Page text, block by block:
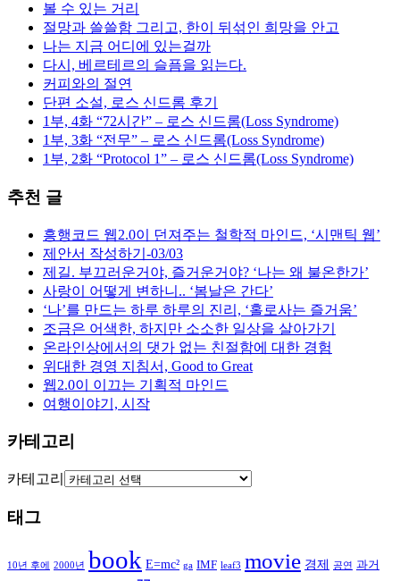
볼 수 있는 거리
절망과 쓸쓸함 그리고, 한이 뒤섞인 희망을 안고
나는 지금 어디에 있는걸까
다시, 베르테르의 슬픔을 읽는다.
커피와의 절연
단편 소설, 로스 신드롬 후기
1부, 4화 “72시간” – 로스 신드롬(Loss Syndrome)
1부, 3화 “전무” – 로스 신드롬(Loss Syndrome)
1부, 2화 “Protocol 1” – 로스 신드롬(Loss Syndrome)
추천 글
흥행코드 웹2.0이 던져주는 철학적 마인드, ‘시맨틱 웹’
제안서 작성하기-03/03
제길. 부끄러운거야, 즐거운거야? ‘나는 왜 불온한가’
사랑이 어떻게 변하니.. ‘봄날은 간다’
‘나’를 만드는 하루 하루의 진리, ‘홀로사는 즐거움’
조금은 어색한, 하지만 소소한 일상을 살아가기
온라인상에서의 댓가 없는 친절함에 대한 경험
위대한 경영 지침서, Good to Great
웹2.0이 이끄는 기획적 마인드
여행이야기, 시작
카테고리
카테고리
태그
10년 후에 2000년 book E=mc² ga IMF leaf3 movie 경제 공연 과거